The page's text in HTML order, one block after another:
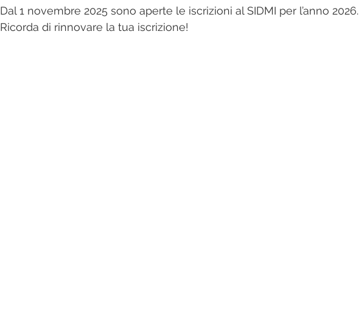
Dal 1 novembre 2025 sono aperte le iscrizioni al SIDMI per l’anno 2026.
Ricorda di rinnovare la tua iscrizione!